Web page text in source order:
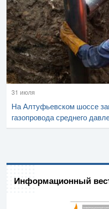
31 июля
На Алтуфьевском шоссе
газопровода среднего
Информационный